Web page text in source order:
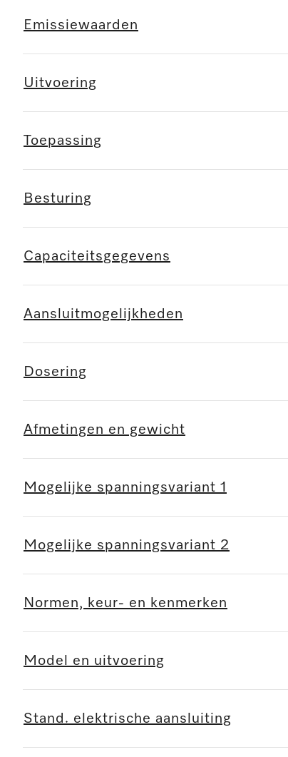
Emissiewaarden
Uitvoering
Toepassing
Besturing
Capaciteitsgegevens
Aansluitmogelijkheden
Dosering
Afmetingen en gewicht
Mogelijke spanningsvariant 1
Mogelijke spanningsvariant 2
Normen, keur- en kenmerken
Model en uitvoering
Stand. elektrische aansluiting